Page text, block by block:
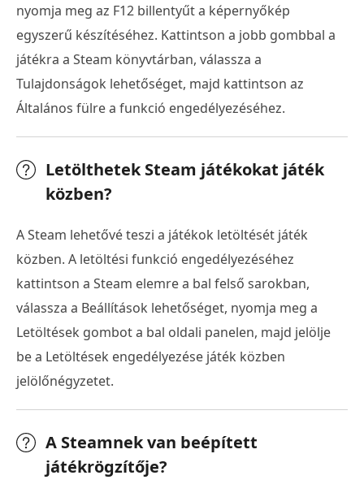
nyomja meg az F12 billentyűt a képernyőkép
egyszerű készítéséhez. Kattintson a jobb gombbal a
játékra a Steam könyvtárban, válassza a
Tulajdonságok lehetőséget, majd kattintson az
Általános fülre a funkció engedélyezéséhez.
Letölthetek Steam játékokat játék
közben?
A Steam lehetővé teszi a játékok letöltését játék
közben. A letöltési funkció engedélyezéséhez
kattintson a Steam elemre a bal felső sarokban,
válassza a Beállítások lehetőséget, nyomja meg a
Letöltések gombot a bal oldali panelen, majd jelölje
be a Letöltések engedélyezése játék közben
jelölőnégyzetet.
A Steamnek van beépített
játékrögzítője?